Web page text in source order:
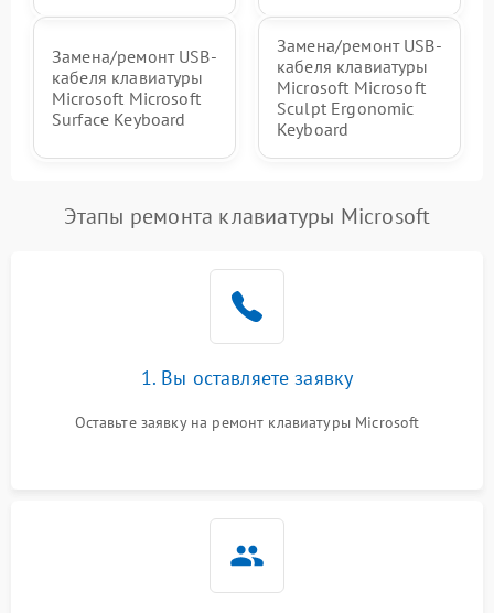
Замена/ремонт USB-
кабеля клавиатуры
Microsoft Microsoft
Surface Keyboard
Замена/ремонт USB-
кабеля клавиатуры
Microsoft Microsoft
Sculpt Ergonomic
Keyboard
Этапы ремонта клавиатуры Microsoft
1. Вы оставляете заявку
Оставьте заявку на ремонт клавиатуры Microsoft